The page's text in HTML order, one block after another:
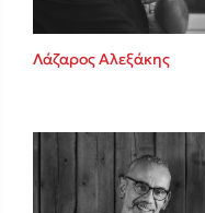
Λάζαρος Αλεξάκης